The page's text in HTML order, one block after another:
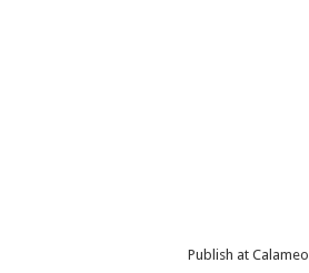
Publish at Calameo